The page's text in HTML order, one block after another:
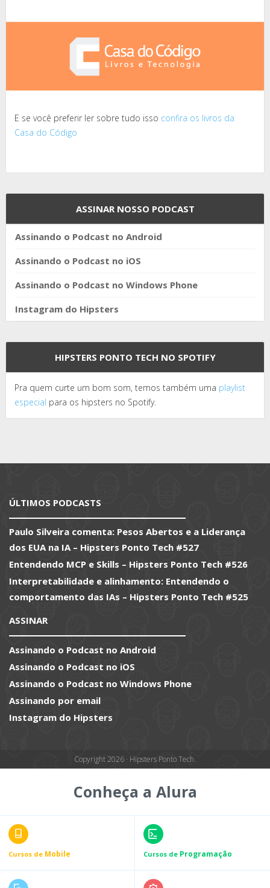
E se você preferir ler sobre tudo isso confira os livros da
Casa do Código
ASSINAR NOSSO PODCAST
Assinando o Podcast no Android
Assinando o Podcast no iOS
Assinando o Podcast no Windows Phone
Instagram do Hipsters
HIPSTERS PONTO TECH NO SPOTIFY
Pra quem curte um bom som, temos também uma playlist
especial para os hipsters no Spotify.
ÚLTIMOS PODCASTS
Paulo Silveira comenta: Pesos Abertos e a Liderança
dos EUA na IA – Hipsters Ponto Tech #527
Entendendo MCP e Skills – Hipsters Ponto Tech #526
Interpretabilidade e alinhamento: Entendendo o
comportamento das IAs – Hipsters Ponto Tech #525
ASSINAR
Assinando o Podcast no Android
Assinando o Podcast no iOS
Assinando o Podcast no Windows Phone
Assinando por email
Instagram do Hipsters
Copyright 2026 · Hipsters Ponto Tech.
Conheça a Alura
Cursos de Mobile Cursos de Programação